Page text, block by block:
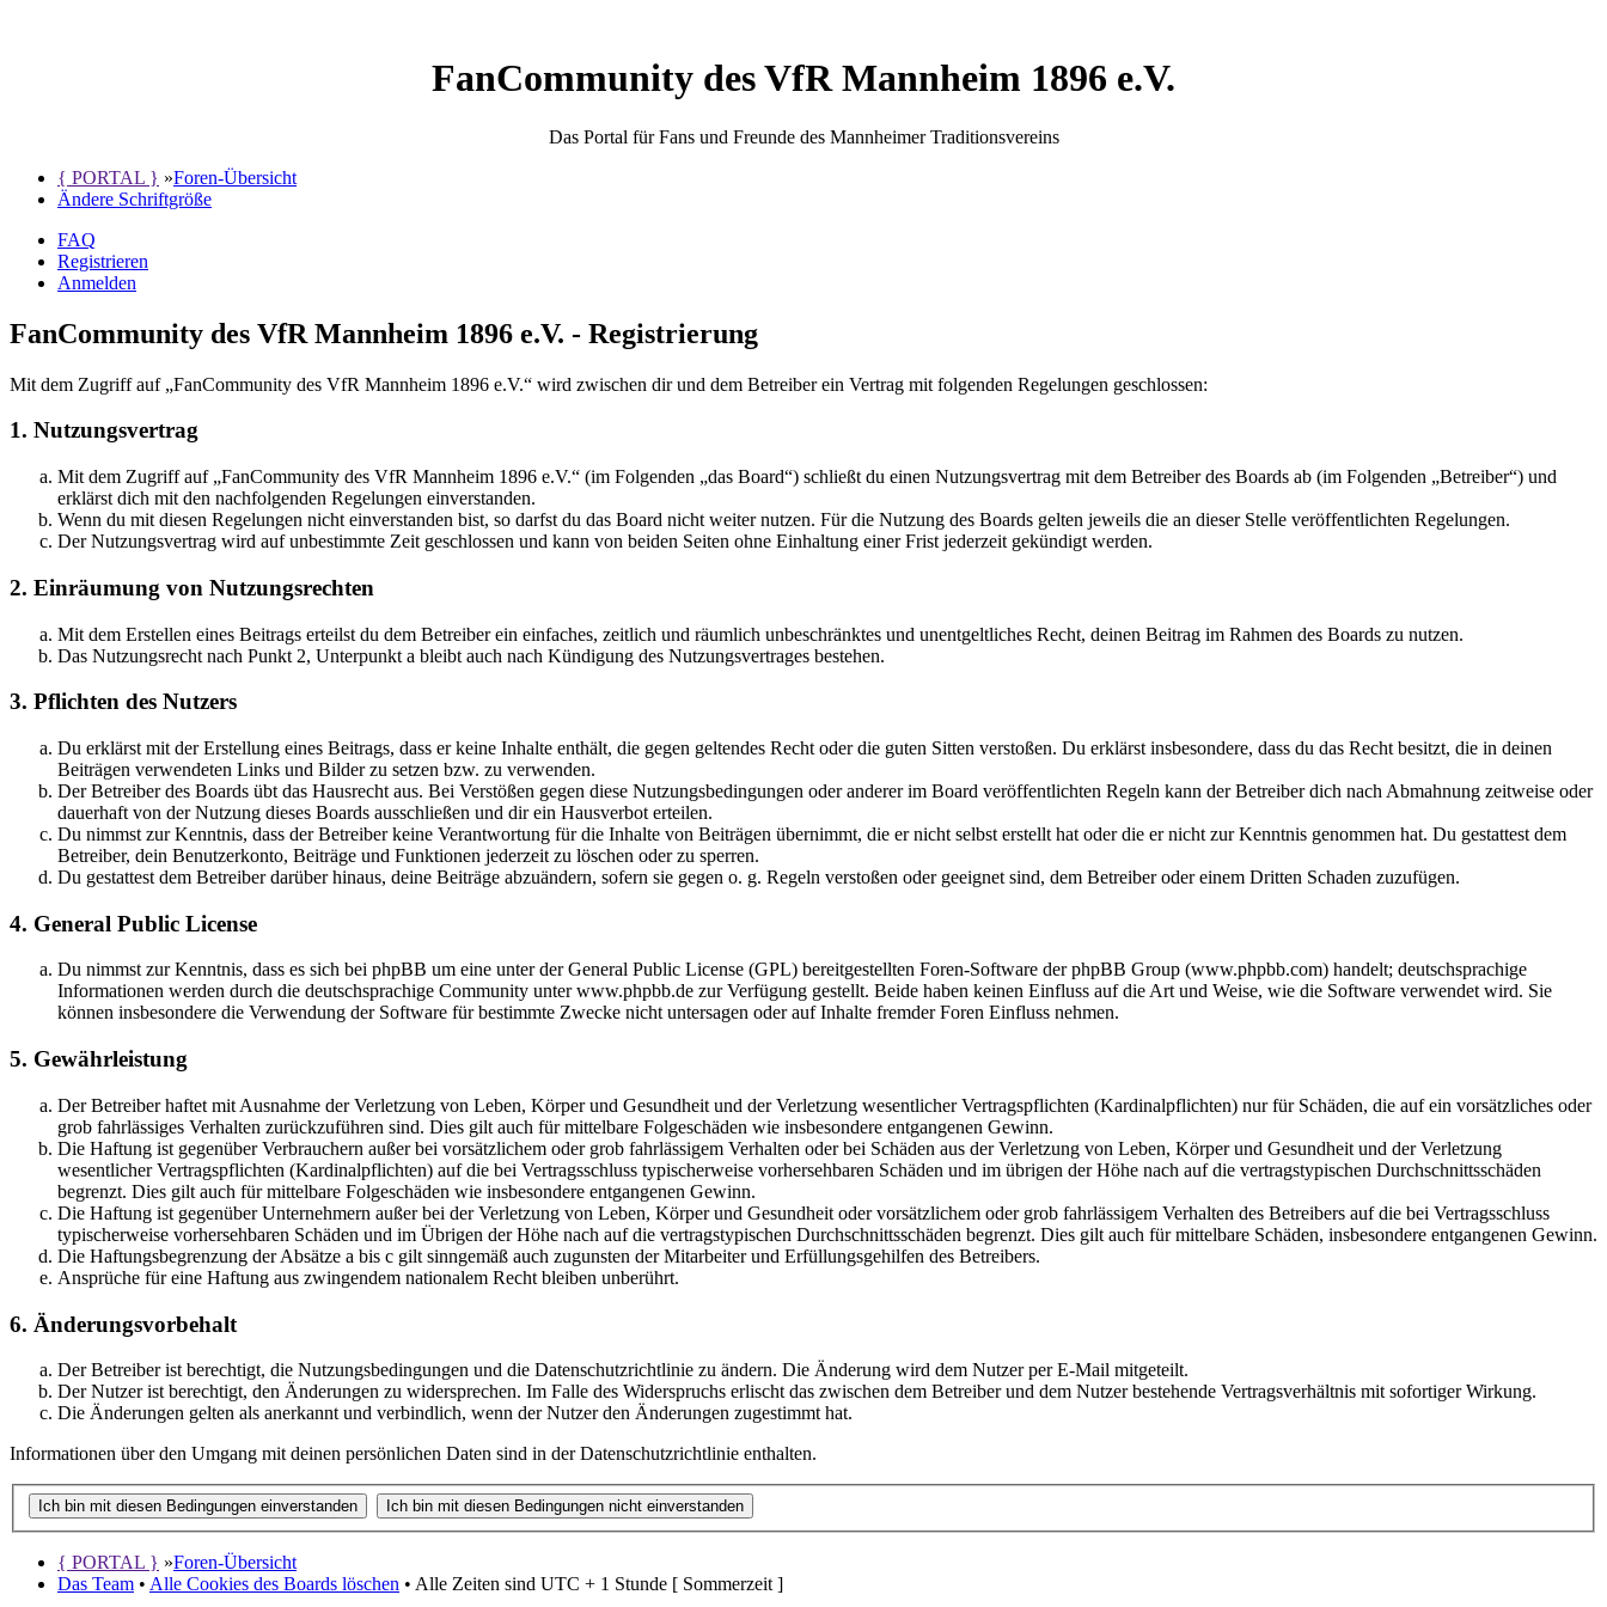
FanCommunity des VfR Mannheim 1896 e.V.
Das Portal für Fans und Freunde des Mannheimer Traditionsvereins
{ PORTAL } »Foren-Übersicht
Ändere Schriftgröße
FAQ
Registrieren
Anmelden
FanCommunity des VfR Mannheim 1896 e.V. - Registrierung
Mit dem Zugriff auf „FanCommunity des VfR Mannheim 1896 e.V.“ wird zwischen dir und dem Betreiber ein Vertrag mit folgenden Regelungen geschlossen:
1. Nutzungsvertrag
Mit dem Zugriff auf „FanCommunity des VfR Mannheim 1896 e.V.“ (im Folgenden „das Board“) schließt du einen Nutzungsvertrag mit dem Betreiber des Boards ab (im Folgenden „Betreiber“) und
erklärst dich mit den nachfolgenden Regelungen einverstanden.
Wenn du mit diesen Regelungen nicht einverstanden bist, so darfst du das Board nicht weiter nutzen. Für die Nutzung des Boards gelten jeweils die an dieser Stelle veröffentlichten Regelungen.
Der Nutzungsvertrag wird auf unbestimmte Zeit geschlossen und kann von beiden Seiten ohne Einhaltung einer Frist jederzeit gekündigt werden.
2. Einräumung von Nutzungsrechten
Mit dem Erstellen eines Beitrags erteilst du dem Betreiber ein einfaches, zeitlich und räumlich unbeschränktes und unentgeltliches Recht, deinen Beitrag im Rahmen des Boards zu nutzen.
Das Nutzungsrecht nach Punkt 2, Unterpunkt a bleibt auch nach Kündigung des Nutzungsvertrages bestehen.
3. Pflichten des Nutzers
Du erklärst mit der Erstellung eines Beitrags, dass er keine Inhalte enthält, die gegen geltendes Recht oder die guten Sitten verstoßen. Du erklärst insbesondere, dass du das Recht besitzt, die in deinen
Beiträgen verwendeten Links und Bilder zu setzen bzw. zu verwenden.
Der Betreiber des Boards übt das Hausrecht aus. Bei Verstößen gegen diese Nutzungsbedingungen oder anderer im Board veröffentlichten Regeln kann der Betreiber dich nach Abmahnung zeitweise oder
dauerhaft von der Nutzung dieses Boards ausschließen und dir ein Hausverbot erteilen.
Du nimmst zur Kenntnis, dass der Betreiber keine Verantwortung für die Inhalte von Beiträgen übernimmt, die er nicht selbst erstellt hat oder die er nicht zur Kenntnis genommen hat. Du gestattest dem
Betreiber, dein Benutzerkonto, Beiträge und Funktionen jederzeit zu löschen oder zu sperren.
Du gestattest dem Betreiber darüber hinaus, deine Beiträge abzuändern, sofern sie gegen o. g. Regeln verstoßen oder geeignet sind, dem Betreiber oder einem Dritten Schaden zuzufügen.
4. General Public License
Du nimmst zur Kenntnis, dass es sich bei phpBB um eine unter der General Public License (GPL) bereitgestellten Foren-Software der phpBB Group (www.phpbb.com) handelt; deutschsprachige
Informationen werden durch die deutschsprachige Community unter www.phpbb.de zur Verfügung gestellt. Beide haben keinen Einfluss auf die Art und Weise, wie die Software verwendet wird. Sie
können insbesondere die Verwendung der Software für bestimmte Zwecke nicht untersagen oder auf Inhalte fremder Foren Einfluss nehmen.
5. Gewährleistung
Der Betreiber haftet mit Ausnahme der Verletzung von Leben, Körper und Gesundheit und der Verletzung wesentlicher Vertragspflichten (Kardinalpflichten) nur für Schäden, die auf ein vorsätzliches oder
grob fahrlässiges Verhalten zurückzuführen sind. Dies gilt auch für mittelbare Folgeschäden wie insbesondere entgangenen Gewinn.
Die Haftung ist gegenüber Verbrauchern außer bei vorsätzlichem oder grob fahrlässigem Verhalten oder bei Schäden aus der Verletzung von Leben, Körper und Gesundheit und der Verletzung
wesentlicher Vertragspflichten (Kardinalpflichten) auf die bei Vertragsschluss typischerweise vorhersehbaren Schäden und im übrigen der Höhe nach auf die vertragstypischen Durchschnittsschäden
begrenzt. Dies gilt auch für mittelbare Folgeschäden wie insbesondere entgangenen Gewinn.
Die Haftung ist gegenüber Unternehmern außer bei der Verletzung von Leben, Körper und Gesundheit oder vorsätzlichem oder grob fahrlässigem Verhalten des Betreibers auf die bei Vertragsschluss
typischerweise vorhersehbaren Schäden und im Übrigen der Höhe nach auf die vertragstypischen Durchschnittsschäden begrenzt. Dies gilt auch für mittelbare Schäden, insbesondere entgangenen Gewinn.
Die Haftungsbegrenzung der Absätze a bis c gilt sinngemäß auch zugunsten der Mitarbeiter und Erfüllungsgehilfen des Betreibers.
Ansprüche für eine Haftung aus zwingendem nationalem Recht bleiben unberührt.
6. Änderungsvorbehalt
Der Betreiber ist berechtigt, die Nutzungsbedingungen und die Datenschutzrichtlinie zu ändern. Die Änderung wird dem Nutzer per E-Mail mitgeteilt.
Der Nutzer ist berechtigt, den Änderungen zu widersprechen. Im Falle des Widerspruchs erlischt das zwischen dem Betreiber und dem Nutzer bestehende Vertragsverhältnis mit sofortiger Wirkung.
Die Änderungen gelten als anerkannt und verbindlich, wenn der Nutzer den Änderungen zugestimmt hat.
Informationen über den Umgang mit deinen persönlichen Daten sind in der Datenschutzrichtlinie enthalten.
{ PORTAL } »Foren-Übersicht
Das Team • Alle Cookies des Boards löschen • Alle Zeiten sind UTC + 1 Stunde [ Sommerzeit ]